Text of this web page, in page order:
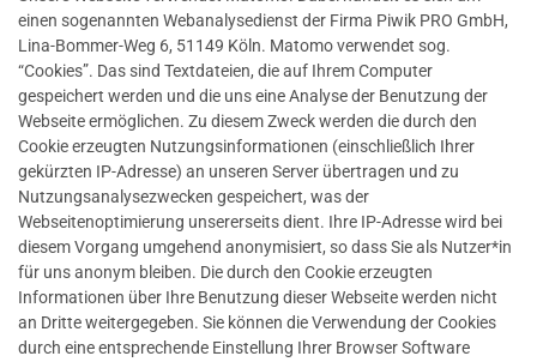
einen sogenannten Webanalysedienst der Firma Piwik PRO GmbH,
Lina-Bommer-Weg 6, 51149 Köln. Matomo verwendet sog.
“Cookies”. Das sind Textdateien, die auf Ihrem Computer
gespeichert werden und die uns eine Analyse der Benutzung der
Webseite ermöglichen. Zu diesem Zweck werden die durch den
Cookie erzeugten Nutzungsinformationen (einschließlich Ihrer
gekürzten IP-Adresse) an unseren Server übertragen und zu
Nutzungsanalysezwecken gespeichert, was der
Webseitenoptimierung unsererseits dient. Ihre IP-Adresse wird bei
diesem Vorgang umgehend anonymisiert, so dass Sie als Nutzer*in
für uns anonym bleiben. Die durch den Cookie erzeugten
Informationen über Ihre Benutzung dieser Webseite werden nicht
an Dritte weitergegeben. Sie können die Verwendung der Cookies
durch eine entsprechende Einstellung Ihrer Browser Software